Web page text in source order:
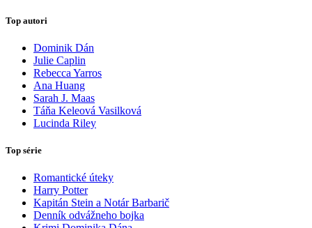
Top autori
Dominik Dán
Julie Caplin
Rebecca Yarros
Ana Huang
Sarah J. Maas
Táňa Keleová Vasilková
Lucinda Riley
Top série
Romantické úteky
Harry Potter
Kapitán Stein a Notár Barbarič
Denník odvážneho bojka